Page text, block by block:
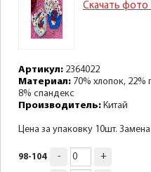
Скачать фото
Артикул: 2364022
Материал: 70% хлопок, 22%
8% спандекс
Производитель: Китай
Цена за упаковку 10шт.
98-104 - +